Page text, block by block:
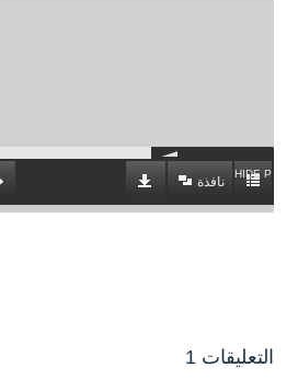
HIDE
نافذة
التعليقات 1